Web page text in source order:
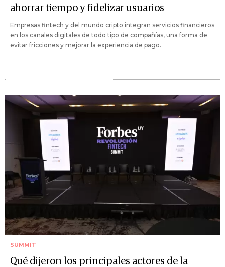
ahorrar tiempo y fidelizar usuarios
Empresas fintech y del mundo cripto integran servicios financieros
en los canales digitales de todo tipo de compañías, una forma de
evitar fricciones y mejorar la experiencia de pago.
SUMMIT
Qué dijeron los principales actores de la